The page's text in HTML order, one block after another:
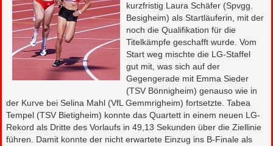
kurzfristig Laura Schäfer (Spvgg.
Besigheim) als Startläuferin, mit der
noch die Qualifikation für die
Titelkämpfe geschafft wurde. Vom
Start weg mischte die LG-Staffel
gut mit, was sich auf der
Gegengerade mit Emma Sieder
(TSV Bönnigheim) genauso wie in
der Kurve bei Selina Mahl (VfL Gemmrigheim) fortsetzte. Tabea
Tempel (TSV Bietigheim) konnte das Quartett in einem neuen LG-
Rekord als Dritte des Vorlaufs in 49,13 Sekunden über die Ziellinie
führen. Damit konnte der nicht erwartete Einzug ins B-Finale als